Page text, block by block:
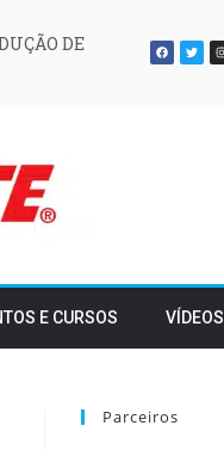
DE
E CURSOS VÍDEOS
Parceiros